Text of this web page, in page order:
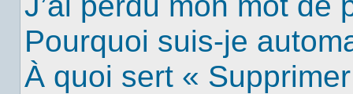
Pourquoi suis-je
À quoi sert «